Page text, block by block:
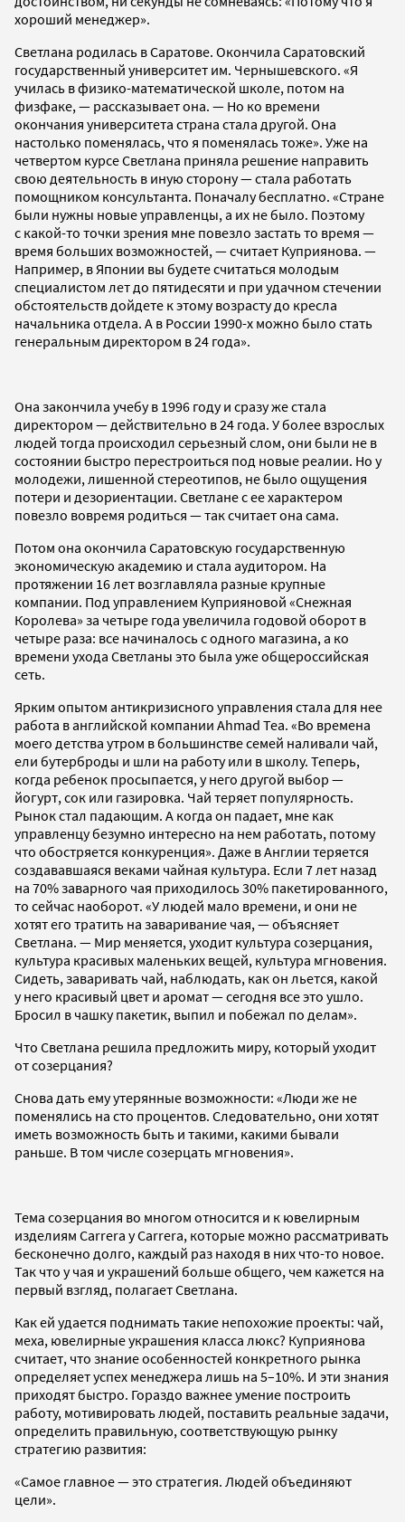
хороший менеджер».
Светлана родилась в Саратове. Окончила Саратовский
государственный университет им. Чернышевского. «Я
училась в физико-математической школе, потом на
физфаке, — рассказывает она. — Но ко времени
окончания университета страна стала другой. Она
настолько поменялась, что я поменялась тоже». Уже на
четвертом курсе Светлана приняла решение направить
свою деятельность в иную сторону — стала работать
помощником консультанта. Поначалу бесплатно. «Стране
были нужны новые управленцы, а их не было. Поэтому
с какой-то точки зрения мне повезло застать то время —
время больших возможностей, — считает Куприянова. —
Например, в Японии вы будете считаться молодым
специалистом лет до пятидесяти и при удачном стечении
обстоятельств дойдете к этому возрасту до кресла
начальника отдела. А в России 1990-х можно было стать
генеральным директором в 24 года».
Она закончила учебу в 1996 году и сразу же стала
директором — действительно в 24 года. У более взрослых
людей тогда происходил серьезный слом, они были не в
состоянии быстро перестроиться под новые реалии. Но у
молодежи, лишенной стереотипов, не было ощущения
потери и дезориентации. Светлане с ее характером
повезло вовремя родиться — так считает она сама.
Потом она окончила Саратовскую государственную
экономическую академию и стала аудитором. На
протяжении 16 лет возглавляла разные крупные
компании. Под управлением Куприяновой «Снежная
Королева» за четыре года увеличила годовой оборот в
четыре раза: все начиналось с одного магазина, а ко
времени ухода Светланы это была уже общероссийская
сеть.
Ярким опытом антикризисного управления стала для нее
работа в английской компании Ahmad Tea. «Во времена
моего детства утром в большинстве семей наливали чай,
ели бутерброды и шли на работу или в школу. Теперь,
когда ребенок просыпается, у него другой выбор —
йогурт, сок или газировка. Чай теряет популярность.
Рынок стал падающим. А когда он падает, мне как
управленцу безумно интересно на нем работать, потому
что обостряется конкуренция». Даже в Англии теряется
создававшаяся веками чайная культура. Если 7 лет назад
на 70% заварного чая приходилось 30% пакетированного,
то сейчас наоборот. «У людей мало времени, и они не
хотят его тратить на заваривание чая, — объясняет
Светлана. — Мир меняется, уходит культура созерцания,
культура красивых маленьких вещей, культура мгновения.
Сидеть, заваривать чай, наблюдать, как он льется, какой
у него красивый цвет и аромат — сегодня все это ушло.
Бросил в чашку пакетик, выпил и побежал по делам».
Что Светлана решила предложить миру, который уходит
от созерцания?
Снова дать ему утерянные возможности: «Люди же не
поменялись на сто процентов. Следовательно, они хотят
иметь возможность быть и такими, какими бывали
раньше. В том числе созерцать мгновения».
Тема созерцания во многом относится и к ювелирным
изделиям Carrera y Carrera, которые можно рассматривать
бесконечно долго, каждый раз находя в них что-то новое.
Так что у чая и украшений больше общего, чем кажется на
первый взгляд, полагает Светлана.
Как ей удается поднимать такие непохожие проекты: чай,
меха, ювелирные украшения класса люкс? Куприянова
считает, что знание особенностей конкретного рынка
определяет успех менеджера лишь на 5–10%. И эти знания
приходят быстро. Гораздо важнее умение построить
работу, мотивировать людей, поставить реальные задачи,
определить правильную, соответствующую рынку
стратегию развития:
«Самое главное — это стратегия. Людей объединяют
цели».